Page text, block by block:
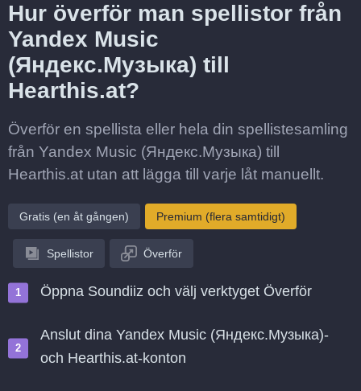
Hur överför man spellistor från
Yandex Music
(Яндекс.Музыка) till
Hearthis.at?
Överför en spellista eller hela din spellistesamling
från Yandex Music (Яндекс.Музыка) till
Hearthis.at utan att lägga till varje låt manuellt.
Gratis (en åt gången) Premium (flera samtidigt)
Spellistor Överför
Öppna Soundiiz och välj verktyget Överför
Anslut dina Yandex Music (Яндекс.Музыка)-
och Hearthis.at-konton